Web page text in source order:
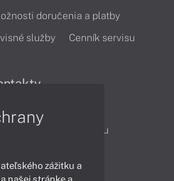
doručenia a platby
služby Cenník servisu
Reklamácia tovaru
zážitku a